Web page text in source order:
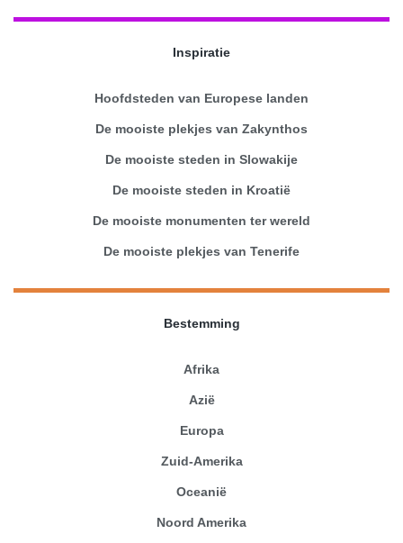
Inspiratie
Hoofdsteden van Europese landen
De mooiste plekjes van Zakynthos
De mooiste steden in Slowakije
De mooiste steden in Kroatië
De mooiste monumenten ter wereld
De mooiste plekjes van Tenerife
Bestemming
Afrika
Azië
Europa
Zuid-Amerika
Oceanië
Noord Amerika